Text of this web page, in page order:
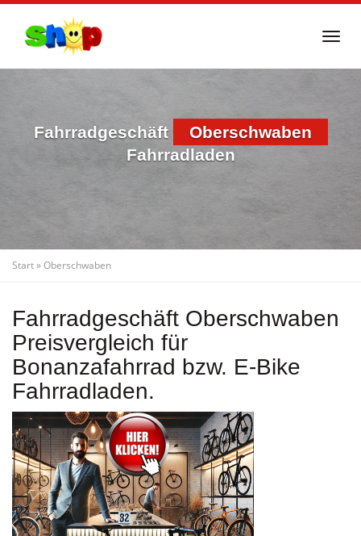
Fahrradgeschäft
Oberschwaben
Fahrradladen
Start»Oberschwaben
Fahrradgeschäft Oberschwaben
Preisvergleich für
Bonanzafahrrad bzw. E-Bike
Fahrradladen.